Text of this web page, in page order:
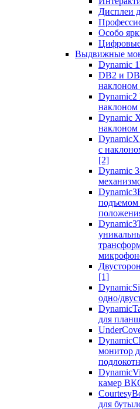
Дисплеи
Особо
Цифровые
Выдвижные
Dynamic
DB2 и
наклоном
наклоном
Dynamic
наклоном
с
[2]
Dynamic
подъемом
[1]
одно/
для
монитор
камер
для